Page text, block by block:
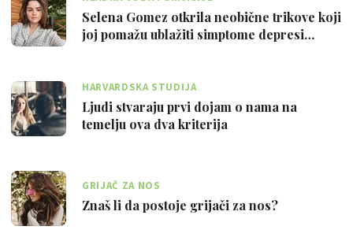
Selena Gomez otkrila neobične trikove koji
joj pomažu ublažiti simptome depresi…
HARVARDSKA STUDIJA
Ljudi stvaraju prvi dojam o nama na
temelju ova dva kriterija
GRIJAČ ZA NOS
Znaš li da postoje grijači za nos?